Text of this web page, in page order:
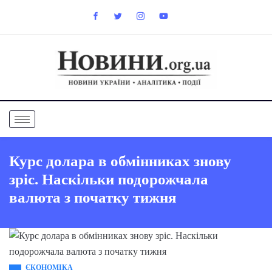
Курс долара в обмінниках знову
зріс. Наскільки подорожчала
валюта з початку тижня
ЄКОНОМІКА